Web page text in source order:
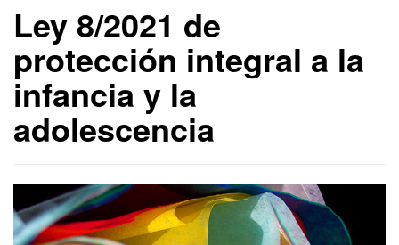
Ley 8/2021 de
protección integral a la
infancia y la
adolescencia